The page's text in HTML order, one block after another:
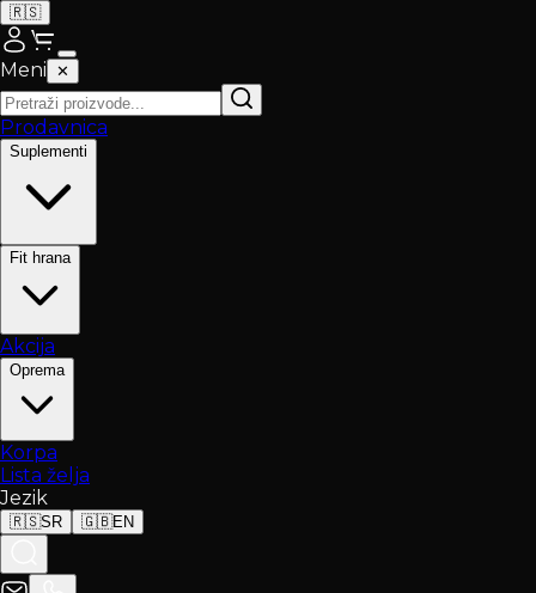
🇷🇸
Meni ✕
Prodavnica
Suplementi
Fit hrana
Akcija
Oprema
Korpa
Lista želja
Jezik
🇷🇸SR 🇬🇧EN